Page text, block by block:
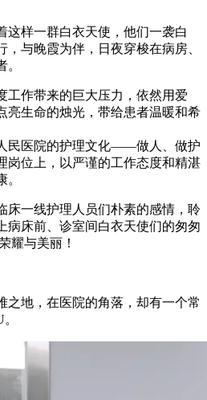
这样一群白衣天使，他们一袭白
与晚霞为伴，日夜穿梭在病房、
工作带来的巨大压力，依然用爱
亮生命的烛光，带给患者温暖和希
民医院的护理文化——做人、做护
岗位上，以严谨的工作态度和精湛
床一线护理人员们朴素的感情，聆
病床前、诊室间白衣天使们的匆匆
耀与美丽！
之地，在医院的角落，却有一个常